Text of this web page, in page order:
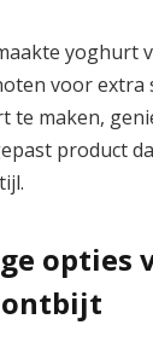
yoghurt
voor extra
te maken,
product
opties
ontbijt